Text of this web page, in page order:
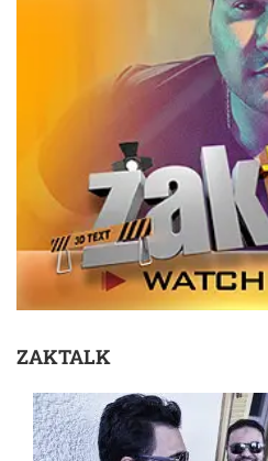
ZAKTALK